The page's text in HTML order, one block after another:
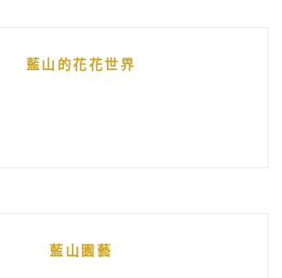
藍山的花花世界
藍山園藝